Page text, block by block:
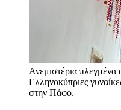
Ανεμιστέρια πλεγμένα
Ελληνοκύπριες
στην Πάφο.